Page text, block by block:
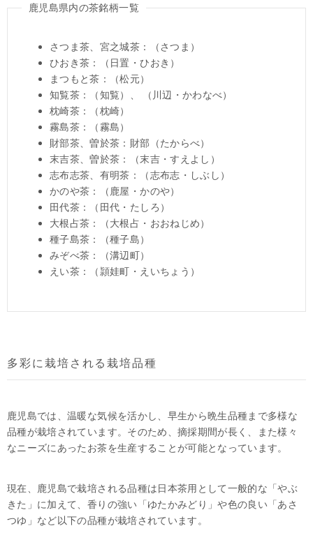
鹿児島県内の茶銘柄一覧
さつま茶、宮之城茶：（さつま）
ひおき茶：（日置・ひおき）
まつもと茶：（松元）
知覧茶：（知覧）、 （川辺・かわなべ）
枕崎茶：（枕崎）
霧島茶：（霧島）
財部茶、曽於茶：財部（たからべ）
末吉茶、曽於茶：（末吉・すえよし）
志布志茶、有明茶：（志布志・しぶし）
かのや茶：（鹿屋・かのや）
田代茶：（田代・たしろ）
大根占茶：（大根占・おおねじめ）
種子島茶：（種子島）
みぞべ茶：（溝辺町）
えい茶：（頴娃町・えいちょう）
多彩に栽培される栽培品種
鹿児島では、温暖な気候を活かし、早生から晩生品種まで多様な
品種が栽培されています。そのため、摘採期間が長く、また様々
なニーズにあったお茶を生産することが可能となっています。
現在、鹿児島で栽培される品種は日本茶用として一般的な「やぶ
きた」に加えて、香りの強い「ゆたかみどり」や色の良い「あさ
つゆ」など以下の品種が栽培されています。